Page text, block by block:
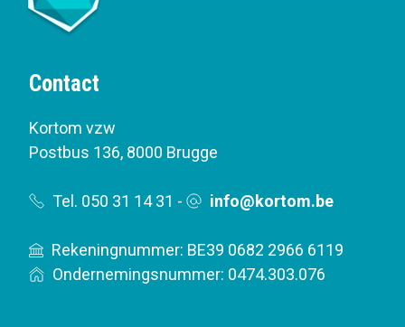
Contact
Kortom vzw
Postbus 136, 8000 Brugge
Tel. 050 31 14 31 - info@kortom.be
Rekeningnummer: BE39 0682 2966 6119
Ondernemingsnummer: 0474.303.076